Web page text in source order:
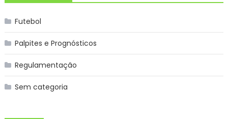
Futebol
Palpites e Prognósticos
Regulamentação
Sem categoria